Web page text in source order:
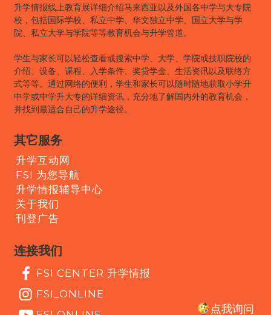
点我询问
升学情报线上教育展详细介绍马来西亚以及外国各中学与大专院
校，包括国际学校、私立中学、华文独立中学、国立大学与学
院、私立大学与学院等等教育机会与升学管道。
学生与家长可以轻松查看或搜索中学、大学、学院或技职院校的
介绍、设备、课程、入学条件、奖贷学金、生活资讯以及联络方
式等等。通过网络的便利，学生和家长可以随时随地获取小学升
中学或中学升大专的详细资讯，充分地了解国内外的教育机会，
并找到最适合自己的升学途径。
其它服务
升学互动网
FSI 为您导航
升学情报辅导中心
关于我们
刊登广告
连接我们
FSI CENTER 升学情报
FSI_ONLINE